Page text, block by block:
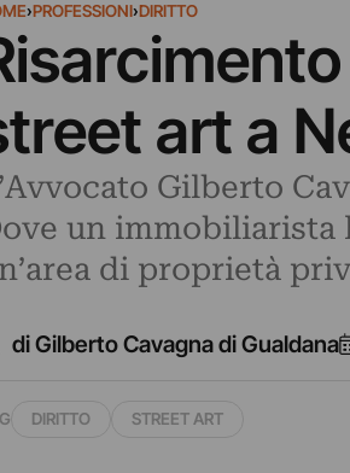
›PROFESSIONI›DIRITTO
art a
Gilberto
un immobiliarista
di proprietà
di Gilberto Cavagna di Gualdana
DIRITTO STREET ART